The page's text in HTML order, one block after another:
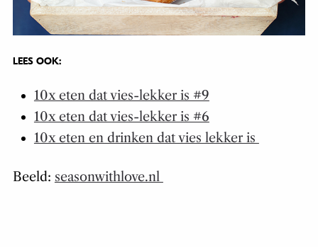
LEES OOK:
10x eten dat vies-lekker is #9
10x eten dat vies-lekker is #6
10x eten en drinken dat vies lekker is
Beeld: seasonwithlove.nl